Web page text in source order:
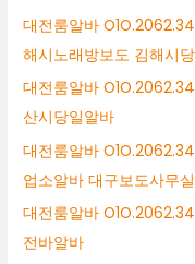
대전룸알바
해시노래방보도 김해시
대전룸알바
산시당일알바
대전룸알바
업소알바 대구보도사무실
대전룸알바
전바알바